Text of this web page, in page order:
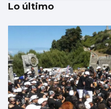
EPISODIOS VIGUESES
Lo último